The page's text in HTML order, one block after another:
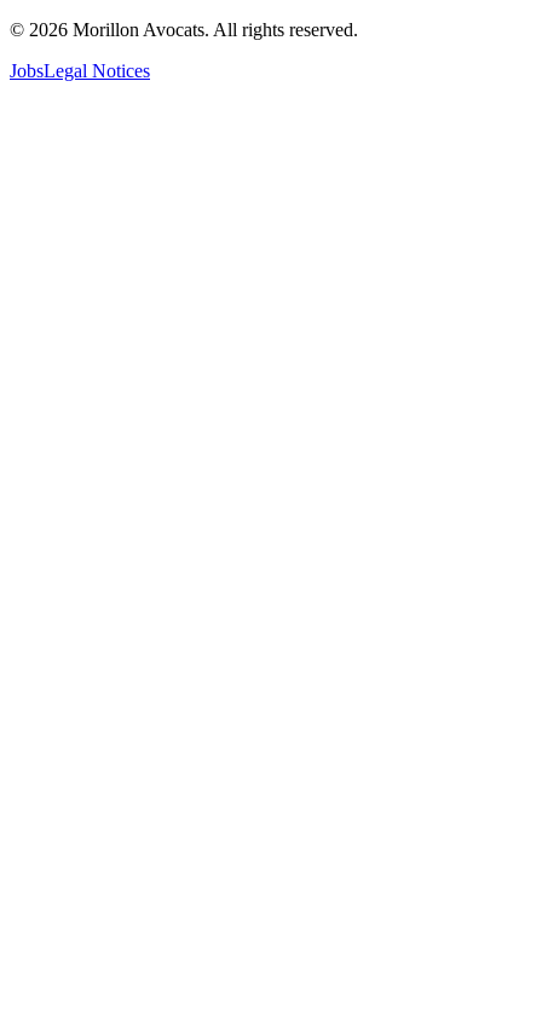
© 2026 Morillon Avocats. All rights reserved.
JobsLegal Notices